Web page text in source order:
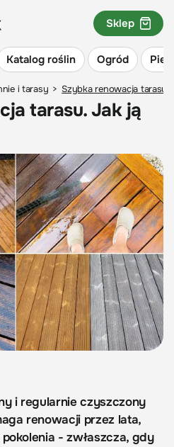
Katalog roślin Ogród
Sklep
i tarasy > Szybka renowacja tarasu.
tarasu. Jak ją
i regularnie czyszczony
renowacji przez lata,
- zwłaszcza, gdy